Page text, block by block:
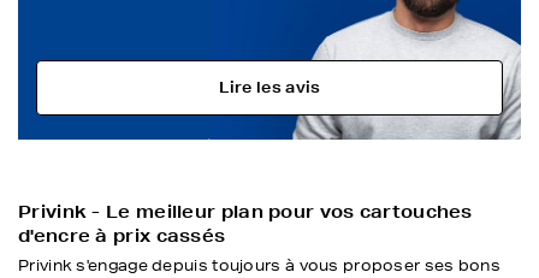
Lire les avis
Privink - Le meilleur plan pour vos cartouches
d'encre à prix cassés
Privink s'engage depuis toujours à vous proposer ses bons